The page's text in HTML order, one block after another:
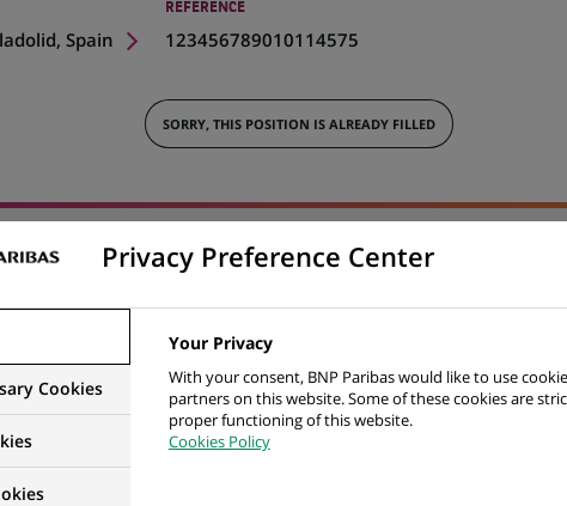
Spain
REFERENCE
123456789010114575
SORRY, THIS POSITION IS ALREADY FILLED
banco de la Unión Europea y uno de los más
empleados en 65 países. En España somos más de 5.100
Privacy Preference Center
Cookies
Your Privacy
With your consent, BNP Paribas would like to use
partners on this website. Some of these cookies are
proper functioning of this website.
Cookies Policy